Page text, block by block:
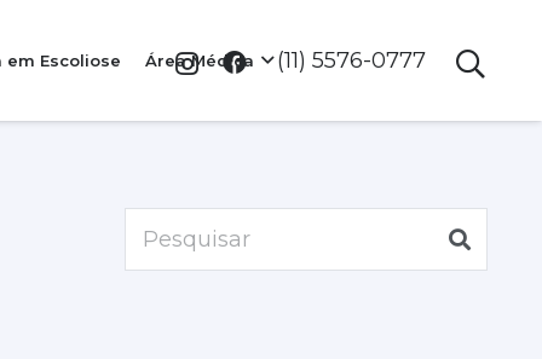
em Escoliose Área Médica (11) 5576-0777